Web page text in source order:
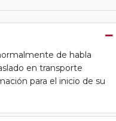
de habla
en transporte
para el inicio de su